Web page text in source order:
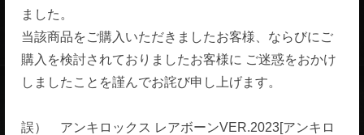
ました。
当該商品をご購入いただきましたお客様、ならびにご
購入を検討されておりましたお客様に ご迷惑をおかけ
しましたことを謹んでお詫び申し上げます。
誤） アンキロックス レアボーンVER.2023[アンキロ